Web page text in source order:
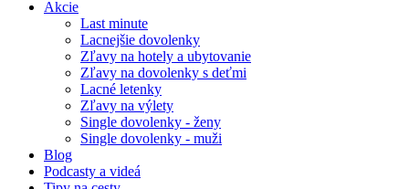
Akcie
Last minute
Lacnejšie dovolenky
Zľavy na hotely a ubytovanie
Zľavy na dovolenky s deťmi
Lacné letenky
Zľavy na výlety
Single dovolenky - ženy
Single dovolenky - muži
Blog
Podcasty a videá